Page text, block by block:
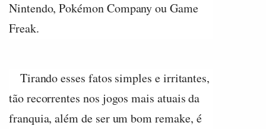
Nintendo, Pokémon Company ou Game
Freak.
Tirando esses fatos simples e irritantes,
tão recorrentes nos jogos mais atuais da
franquia, além de ser um bom remake, é